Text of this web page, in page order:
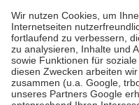
höchstens zehn Euro.
Es
Kosten der Leistung zu
Diese Regeln gelten
Bei Heilmitteln und
Zuzahlung zehn Prozent der
Verordnung.
Um das Engagement der